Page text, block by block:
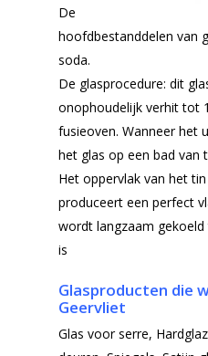
De
hoofdbestanddelen van
soda.
De glasprocedure: dit
onophoudelijk verhit tot
fusieoven. Wanneer het
het glas op een bad van
Het oppervlak van het
produceert een perfect
wordt langzaam
is
Glasproducten die
Geervliet
Glas voor serre,